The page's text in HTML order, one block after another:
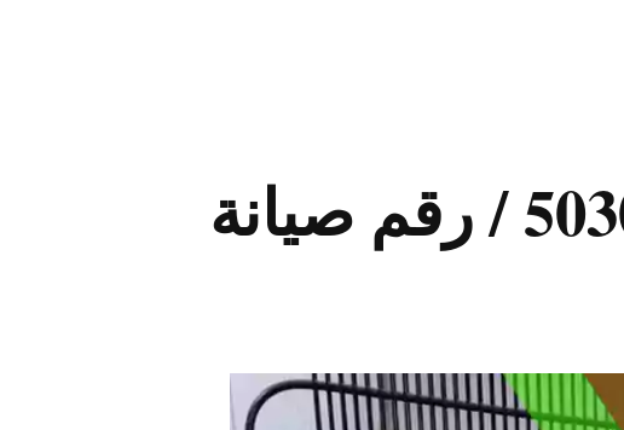
فني صيانة ثلاجات السالمية / 50301080 / رقم صيانة